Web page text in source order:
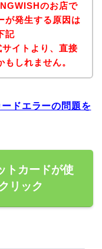
のお店で
が発生する原因は
記
イトより、直接
しれません。
ドエラーの問題を
トカードが使
リック